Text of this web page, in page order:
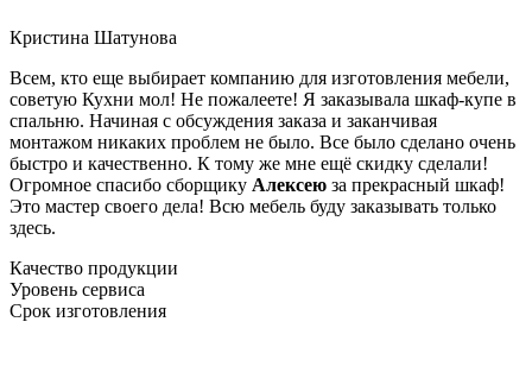
Кристина Шатунова
Всем, кто еще выбирает компанию для изготовления мебели,
советую Кухни мол! Не пожалеете! Я заказывала шкаф-купе в
спальню. Начиная с обсуждения заказа и заканчивая
монтажом никаких проблем не было. Все было сделано очень
быстро и качественно. К тому же мне ещё скидку сделали!
Огромное спасибо сборщику Алексею за прекрасный шкаф!
Это мастер своего дела! Всю мебель буду заказывать только
здесь.
Качество продукции
Уровень сервиса
Срок изготовления